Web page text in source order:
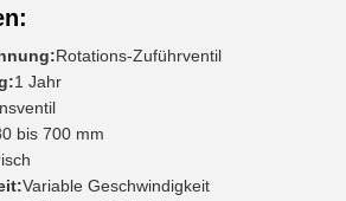
Rotations-Zuführventil
1 Jahr
bis 700 mm
Variable Geschwindigkeit